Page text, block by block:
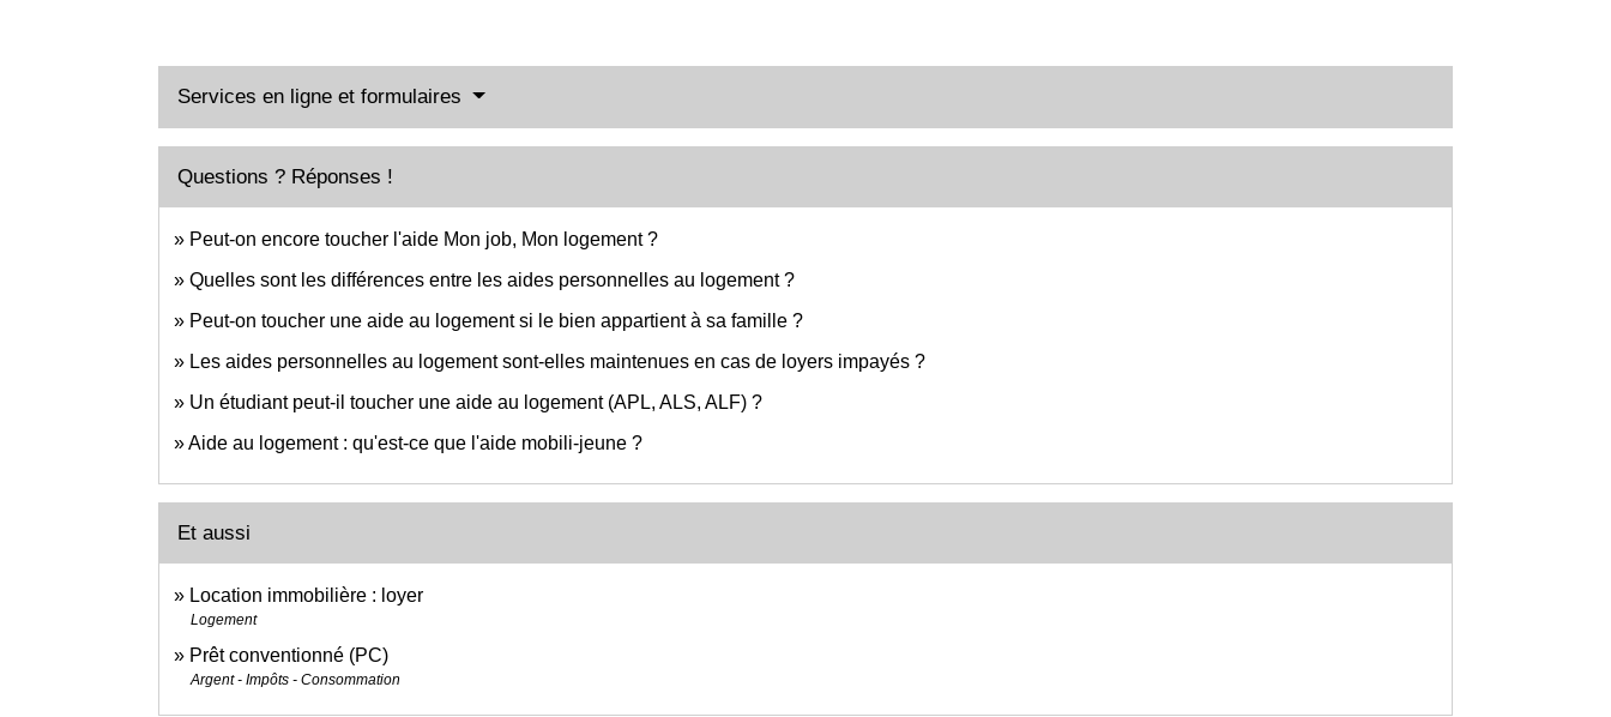
Services en ligne et formulaires
Questions ? Réponses !
Peut-on encore toucher l'aide Mon job, Mon logement ?
Quelles sont les différences entre les aides personnelles au logement ?
Peut-on toucher une aide au logement si le bien appartient à sa famille ?
Les aides personnelles au logement sont-elles maintenues en cas de loyers impayés ?
Un étudiant peut-il toucher une aide au logement (APL, ALS, ALF) ?
Aide au logement : qu'est-ce que l'aide mobili-jeune ?
Et aussi
Location immobilière : loyer
Logement
Prêt conventionné (PC)
Argent - Impôts - Consommation